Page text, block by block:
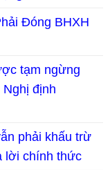
Đóng BHXH
tạm ngừng
định
phải khấu trừ
lời chính thức